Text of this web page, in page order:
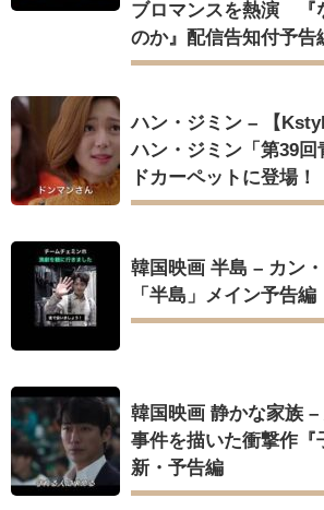
ブロマンスを熱演 『
のか』配信告知付予告
ハン・ジミン – 【
ハン・ジミン「第39回
ドカーペットに登場！
韓国映画 半島 – カン
「半島」メイン予告編
韓国映画 静かな家族
事件を描いた衝撃作『
新・予告編